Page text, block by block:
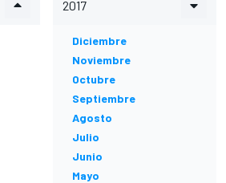
2017
Diciembre
Noviembre
Octubre
Septiembre
Agosto
Julio
Junio
Mayo